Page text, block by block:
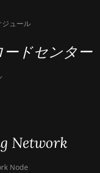
ュール
ードセンター
Network
Node